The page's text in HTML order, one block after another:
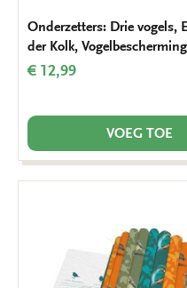
Onderzetters: Drie vogels,
der Kolk,
€ 12,99
VOEG TOE